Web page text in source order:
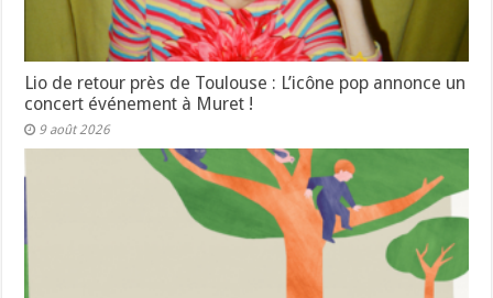
Lio de retour près de Toulouse : L’icône pop annonce un
concert événement à Muret !
9 août 2026